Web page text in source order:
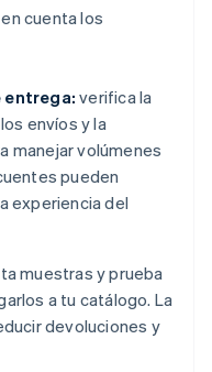
cuenta los
entrega: verifica la
envíos y la
manejar volúmenes
pueden
experiencia del
muestras y prueba
a tu catálogo. La
devoluciones y